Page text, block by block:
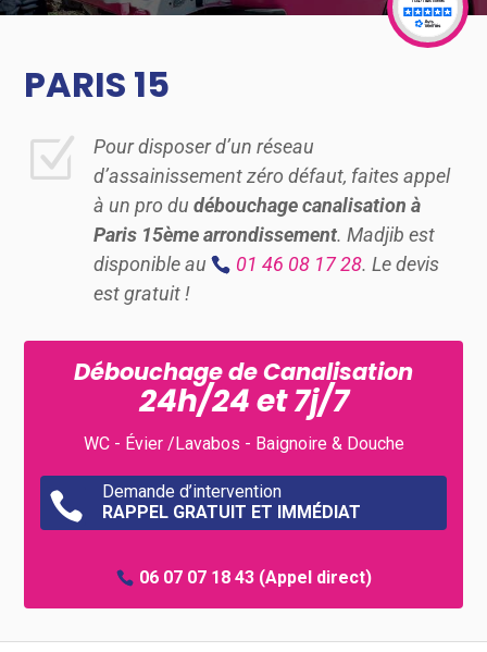
PARIS 15
Z
Pour disposer d’un réseau
d’assainissement zéro défaut, faites appel
à un pro dudébouchage canalisation à
Paris 15ème arrondissement. Madjib est
disponible au
01 46 08 17 28. Le devis
est gratuit !
Débouchage de Canalisation
24h/24 et 7j/7
WC - Évier /Lavabos - Baignoire & Douche

Demande d’intervention
RAPPEL GRATUIT ET IMMÉDIAT
06 07 07 18 43(Appel direct)